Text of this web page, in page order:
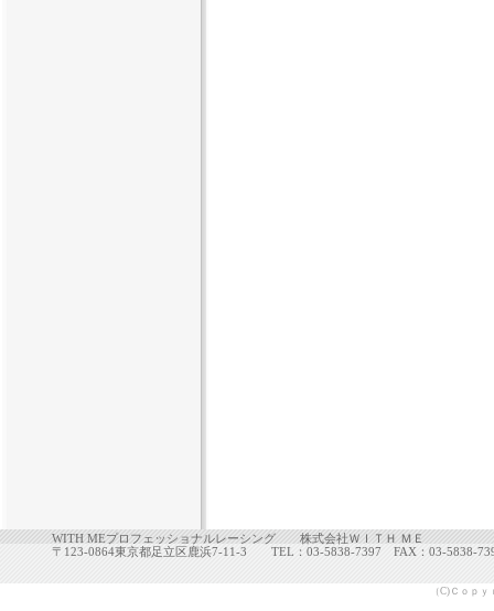
WITH MEプロフェッショナルレーシング 株式会社ＷＩＴＨ ＭＥ
〒123-0864東京都足立区鹿浜7-11-3 TEL：03-5838-7397 FAX：03-5838-
（C)Ｃｏｐ